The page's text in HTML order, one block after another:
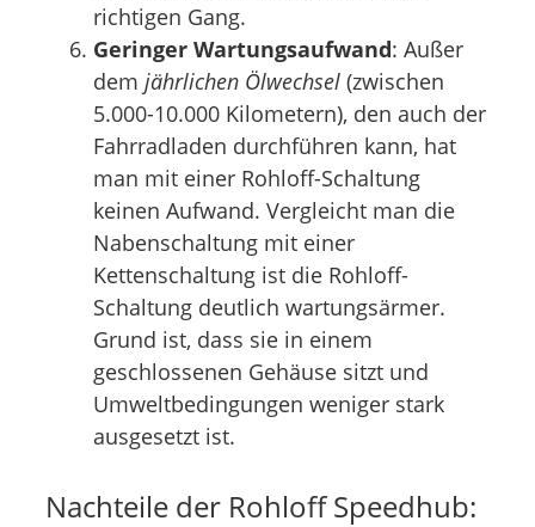
richtigen Gang.
Geringer Wartungsaufwand: Außer
dem jährlichen Ölwechsel (zwischen
5.000-10.000 Kilometern), den auch der
Fahrradladen durchführen kann, hat
man mit einer Rohloff-Schaltung
keinen Aufwand. Vergleicht man die
Nabenschaltung mit einer
Kettenschaltung ist die Rohloff-
Schaltung deutlich wartungsärmer.
Grund ist, dass sie in einem
geschlossenen Gehäuse sitzt und
Umweltbedingungen weniger stark
ausgesetzt ist.
Nachteile der Rohloff Speedhub: